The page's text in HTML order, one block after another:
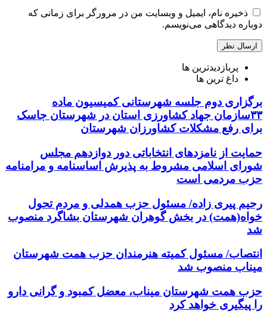
ذخیره نام، ایمیل و وبسایت من در مرورگر برای زمانی که
دوباره دیدگاهی می‌نویسم.
پربازدیدترین ها
داغ ترین ها
برگزاری دوم جلسه شهرستانی کمیسیون ماده
۳۳سازمان جهاد کشاورزی استان در شهرستان جاسک
برای رفع مشکلات کشاورزان شهرستان
حمایت از نامزدهای انتخاباتی دور دوازدهم مجلس
شورای اسلامی مشروط به پذیرش اساسنامه و مرامنامه
حزب مردمی است
رحیم پیری زاده/ مسئول حزب همدلی و مردم تحول
خواه(همت) در بخش گوهران شهرستان بشاگرد منصوب
شد
انتصاب/ مسئول کمیته هنرمندان حزب همت شهرستان
میناب منصوب شد
حزب همت شهرستان میناب، معضل کمبود و گرانی دارو
را پیگیری خواهد کرد